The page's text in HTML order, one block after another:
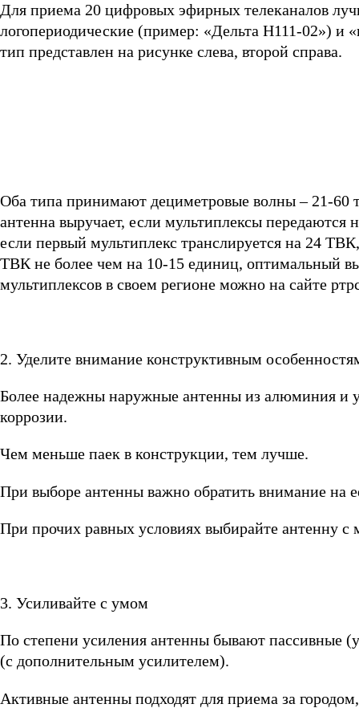
Для приема 20 цифровых эфирных телеканалов
логопериодические (пример: «Дельта H111-02»)
тип представлен на рисунке слева, второй справа.
Оба типа принимают дециметровые волны – 21-60
антенна выручает, если мультиплексы передаются
если первый мультиплекс транслируется на 24
ТВК не более чем на 10-15 единиц, оптимальный
мультиплексов в своем регионе можно на сайте
2. Уделите внимание конструктивным
Более надежны наружные антенны из алюминия и
коррозии.
Чем меньше паек в конструкции, тем лучше.
При выборе антенны важно обратить внимание на
При прочих равных условиях выбирайте антенну
3. Усиливайте с умом
По степени усиления антенны бывают пассивные
(с дополнительным усилителем).
Активные антенны подходят для приема за